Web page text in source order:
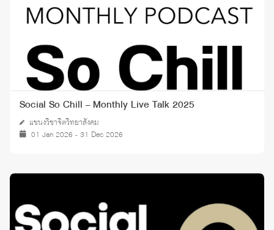
Social So Chill – Monthly Live Talk 2025
แขนงวิชาจิตวิทยาสังคม
01 Jan 2026 - 31 Dec 2026